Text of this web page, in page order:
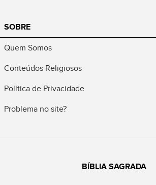
SOBRE
Quem Somos
Conteúdos Religiosos
Política de Privacidade
Problema no site?
BÍBLIA SAGRADA